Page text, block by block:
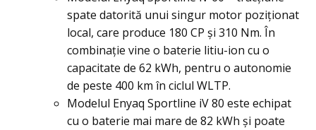
spate datorită unui singur motor poziţionat
local, care produce 180 CP şi 310 Nm. În
combinaţie vine o baterie litiu-ion cu o
capacitate de 62 kWh, pentru o autonomie
de peste 400 km în ciclul WLTP.
Modelul Enyaq Sportline iV 80 este echipat
cu o baterie mai mare de 82 kWh și poate